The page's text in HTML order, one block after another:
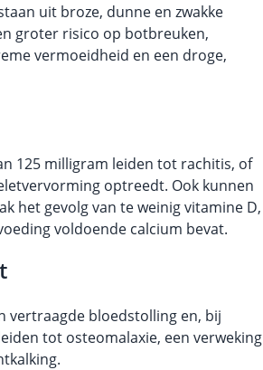
uit broze, dunne en zwakke
groter risico op botbreuken,
vermoeidheid en een droge,
125 milligram leiden tot rachitis, of
optreedt. Ook kunnen
het gevolg van te weinig vitamine D,
voldoende calcium bevat.
vertraagde bloedstolling en, bij
tot osteomalaxie, een verweking